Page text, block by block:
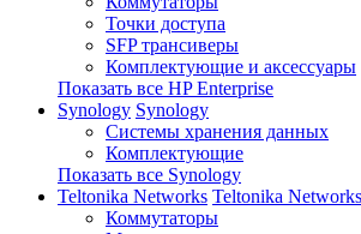
Точки доступа
SFP трансиверы
Комплектующие и аксессуары
Показать все HP Enterprise
Synology Synology
Системы хранения данных
Комплектующие
Показать все Synology
Teltonika Networks Teltonika Networks
Коммутаторы